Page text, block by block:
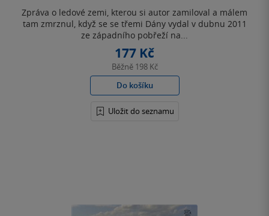
Zpráva o ledové zemi, kterou si autor zamiloval a málem
tam zmrznul, když se se třemi Dány vydal v dubnu 2011
ze západního pobřeží na...
177 Kč
Běžně 198 Kč
Do košíku
Uložit do seznamu